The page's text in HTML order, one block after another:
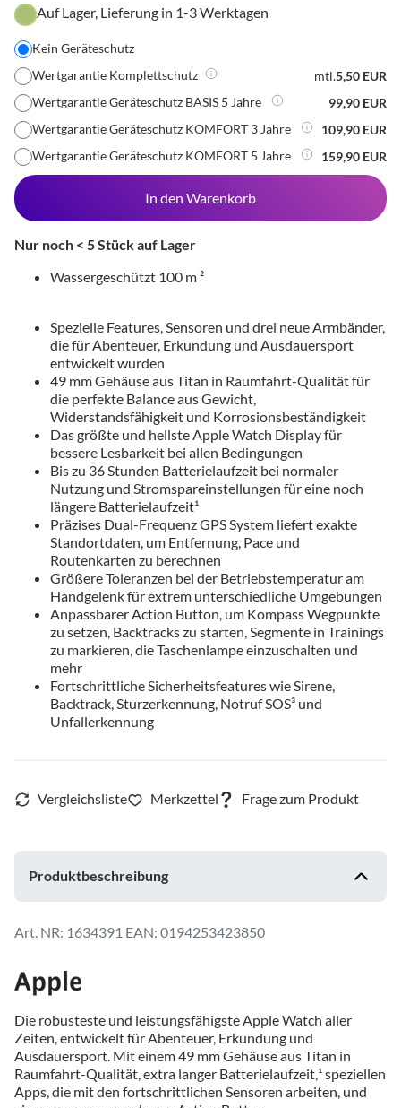
Auf Lager, Lieferung in 1-3 Werktagen
Kein Geräteschutz
Wertgarantie Komplettschutz
5,50 EUR
mtl.
Wertgarantie Geräteschutz BASIS 5 Jahre
99,90 EUR
Wertgarantie Geräteschutz KOMFORT 3 Jahre
109,90 EUR
Wertgarantie Geräteschutz KOMFORT 5 Jahre
159,90 EUR
In den Warenkorb
Nur noch < 5 Stück auf Lager
Wassergeschützt 100 m ²
Spezielle Features, Sensoren und drei neue Armbänder,
die für Abenteuer, Erkundung und Ausdauersport
entwickelt wurden
49 mm Gehäuse aus Titan in Raumfahrt-Qualität für
die perfekte Balance aus Gewicht,
Widerstandsfähigkeit und Korrosionsbeständigkeit
Das größte und hellste Apple Watch Display für
bessere Lesbarkeit bei allen Bedingungen
Bis zu 36 Stunden Batterielaufzeit bei normaler
Nutzung und Stromspareinstellungen für eine noch
längere Batterielaufzeit¹
Präzises Dual-Frequenz GPS System liefert exakte
Standortdaten, um Entfernung, Pace und
Routenkarten zu berechnen
Größere Toleranzen bei der Betriebstemperatur am
Handgelenk für extrem unterschiedliche Umgebungen
Anpassbarer Action Button, um Kompass Wegpunkte
zu setzen, Backtracks zu starten, Segmente in Trainings
zu markieren, die Taschenlampe einzuschalten und
mehr
Fortschrittliche Sicherheitsfeatures wie Sirene,
Backtrack, Sturzerkennung, Notruf SOS³ und
Unfallerkennung
Produktbeschreibung
1634391 EAN: 0194253423850
Die robusteste und leistungsfähigste Apple Watch aller
Zeiten, entwickelt für Abenteuer, Erkundung und
Ausdauersport. Mit einem 49 mm Gehäuse aus Titan in
Raumfahrt-Qualität, extra langer Batterielaufzeit,¹ speziellen
Apps, die mit den fortschrittlichen Sensoren arbeiten, und